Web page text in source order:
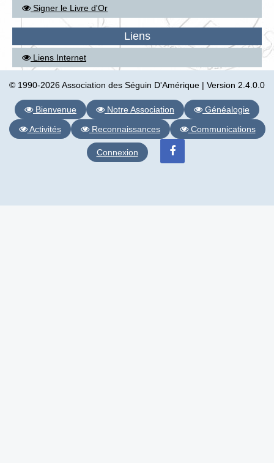
Signer le Livre d'Or
Liens
Liens Internet
© 1990-2026 Association des Séguin D'Amérique | Version 2.4.0.0
Bienvenue Notre Association
Généalogie
Activités
Reconnaissances Communications
Connexion